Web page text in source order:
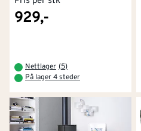
929,-
Nettlager (5)
På lager 4 steder